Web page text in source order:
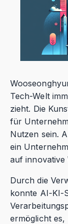
Tech-Welt
zieht. Die
für
Nutzen sein.
ein
auf innovative
Durch die
konnte AI-KI-
ermöglicht